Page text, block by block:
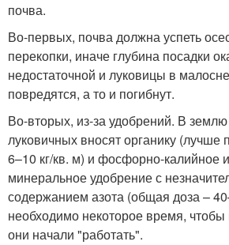
почва.
Во-первых, почва должна успеть
перекопки, иначе глубина посадки
недостаточной и луковицы в
повредятся, а то и погибнут.
Во-вторых, из-за удобрений. В
луковичных вносят органику (лучше
6–10 кг/кв. м) и фосфорно-калийное
минеральное удобрение с
содержанием азота (общая доза –
необходимо некоторое время, чтобы
они начали "работать".